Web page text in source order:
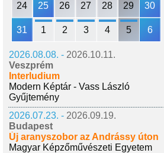
24 25 26 27 28 29 30
31 1 2 3 4 5 6
2026.08.08. - 2026.10.11.
Veszprém
Interludium
Modern Képtár - Vass László
Gyűjtemény
2026.07.23. - 2026.09.19.
Budapest
Új aranyszobor az Andrássy úton
Magyar Képzőművészeti Egyetem